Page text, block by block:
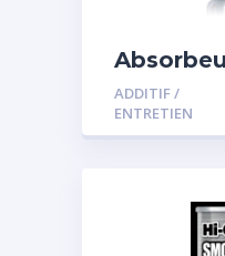
d’eau
ADDITIF /
ENTRETIEN